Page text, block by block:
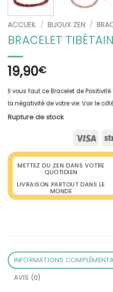
ACCUEIL / BIJOUX ZEN /
BRACELET
19,90€
Il vous faut ce Bracelet de
la négativité de votre vie. Voir le
Rupture de stock
Visa
METTEZ DU ZEN DANS VOTRE
QUOTIDIEN
LIVRAISON PARTOUT DANS LE
MONDE
INFORMATIONS
AVIS (0)